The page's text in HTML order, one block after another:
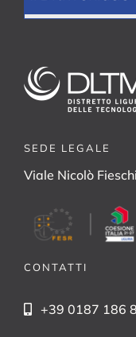
SEDE LEGALE
Viale Nicolò
CONTATTI
+39 0187 186